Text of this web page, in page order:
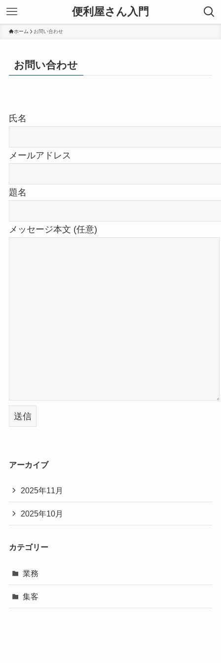
便利屋さん入門
ホーム お問い合わせ
お問い合わせ
氏名
メールアドレス
題名
メッセージ本文 (任意)
アーカイブ
2025年11月
2025年10月
カテゴリー
業務
集客